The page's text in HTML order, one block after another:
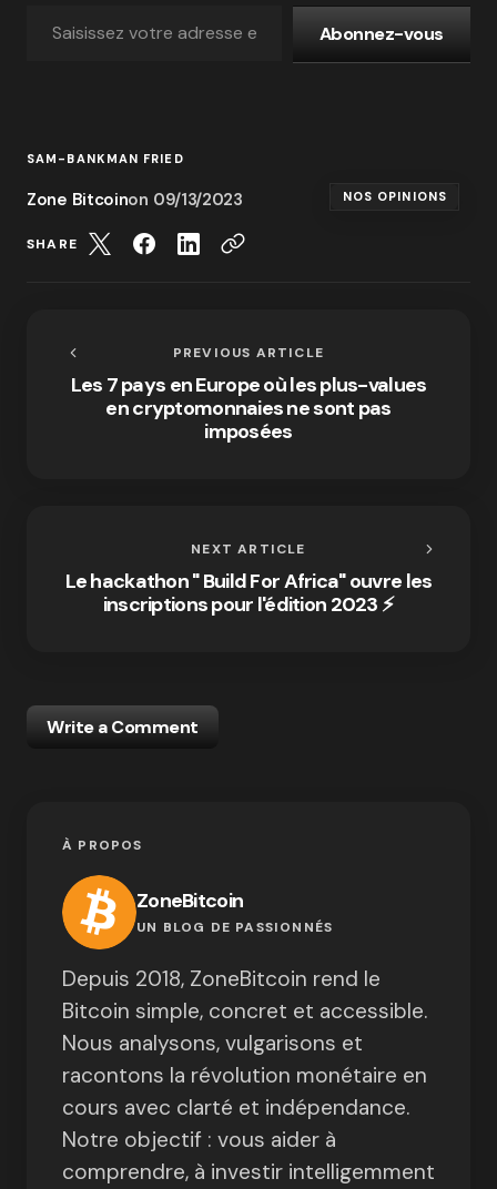
Abonnez-vous
SAM-BANKMAN FRIED
Zone Bitcoinon 09/13/2023 NOS OPINIONS
SHARE
PREVIOUS ARTICLE
Les 7 pays en Europe où les plus-values
en cryptomonnaies ne sont pas
imposées
NEXT ARTICLE
Le hackathon " Build For Africa" ouvre les
inscriptions pour l'édition 2023 ⚡️
Write a Comment
À PROPOS
ZoneBitcoin
UN BLOG DE PASSIONNÉS
Depuis 2018, ZoneBitcoin rend le
Bitcoin simple, concret et accessible.
Nous analysons, vulgarisons et
racontons la révolution monétaire en
cours avec clarté et indépendance.
Notre objectif : vous aider à
comprendre, à investir intelligemment